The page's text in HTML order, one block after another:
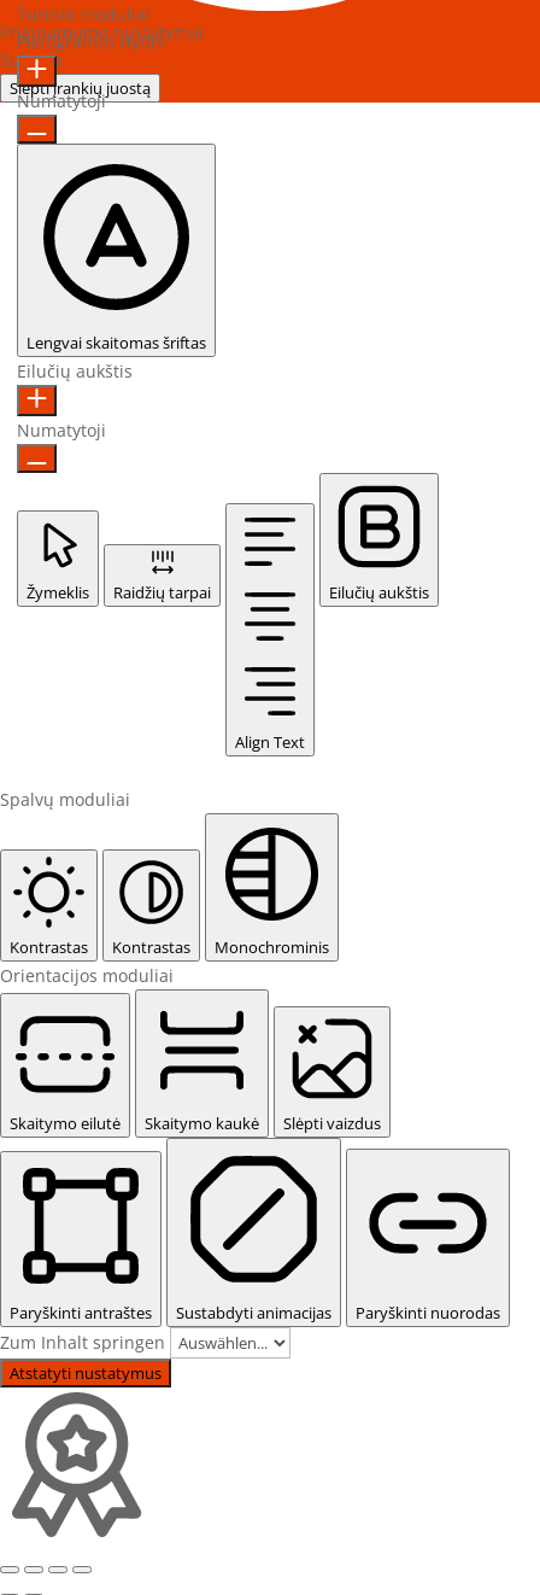
Prieinamumo nustatymai
Sukurta
Slėpti įrankių juostą
Turinio moduliai
Piktogramos dydis
Numatytoji
Lengvai skaitomas šriftas
Eilučių aukštis
Numatytoji
Žymeklis Raidžių tarpai
Align Text
Eilučių aukštis
Spalvų moduliai
Kontrastas Kontrastas Monochrominis
Orientacijos moduliai
Skaitymo eilutė Skaitymo kaukė Slėpti vaizdus
Paryškinti antraštes Sustabdyti animacijas Paryškinti nuorodas
Zum Inhalt springen
Atstatyti nustatymus